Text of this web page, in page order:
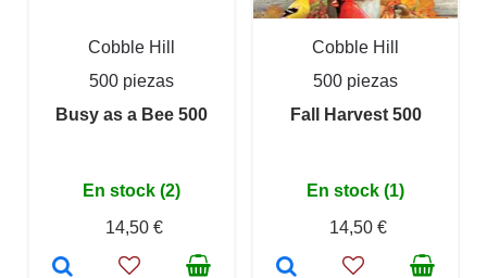
Cobble Hill
500 piezas
Busy as a Bee 500
En stock (2)
14,50 €
Cobble Hill
500 piezas
Fall Harvest 500
En stock (1)
14,50 €